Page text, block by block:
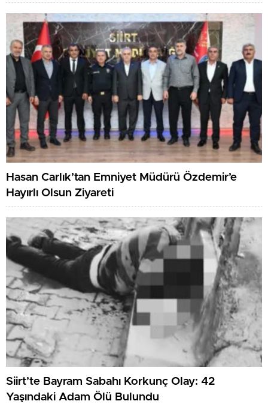
Hasan Carlık’tan Emniyet Müdürü Özdemir’e
Hayırlı Olsun Ziyareti
Siirt’te Bayram Sabahı Korkunç Olay: 42
Yaşındaki Adam Ölü Bulundu